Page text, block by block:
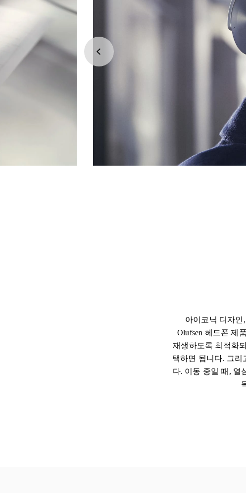
아이코닉 디자인
Olufsen 헤드폰 제
재생하도록 최적화
택하면 됩니다. 그리
다. 이동 중일 때, 열